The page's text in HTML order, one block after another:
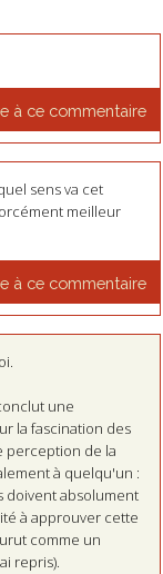
à ce commentaire
sens va cet
meilleur
à ce commentaire
une
la fascination des
perception de la
à quelqu'un :
doivent absolument
à approuver cette
comme un
repris).